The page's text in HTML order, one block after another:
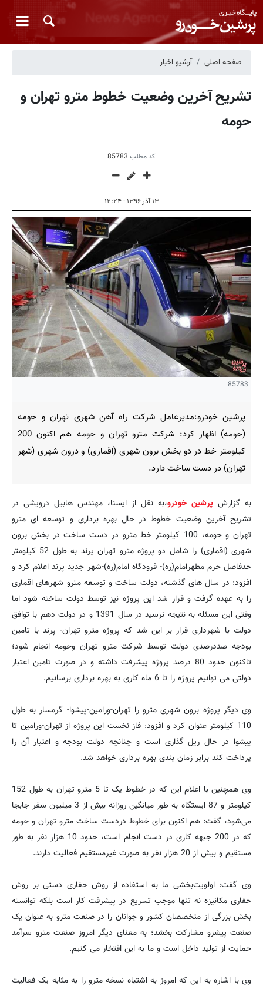
صفحه اصلی آرشیو اخبار
تشریح آخرین وضعیت خطوط مترو تهران و
حومه
کد مطلب 85783
۱۳ آذر ۱۳۹۶ - ۱۲:۲۴
85783
پرشین خودرو:مدیرعامل شرکت راه آهن شهری تهران و حومه
(حومه) اظهار کرد: شرکت مترو تهران و حومه هم اکنون 200
کیلومتر خط در دو بخش برون شهری (اقماری) و درون شهری (شهر
تهران) در دست ساخت دارد.
به گزارش پرشین خودرو،به نقل از ایسنا، مهندس هابیل درویشی در
تشریح آخرین وضعیت خطوط در حال بهره برداری و توسعه ای مترو
تهران و حومه، 100 کیلومتر خط مترو در دست ساخت در بخش برون
شهری (اقماری) را شامل دو پروژه مترو تهران پرند به طول 52 کیلومتر
حدفاصل حرم مطهرامام(ره)- فرودگاه امام(ره)-شهر جدید پرند اعلام کرد و
افزود: در سال های گذشته، دولت ساخت و توسعه مترو شهرهای اقماری
را به عهده گرفت و قرار شد این پروژه نیز توسط دولت ساخته شود اما
وقتی این مسئله به نتیجه نرسید در سال 1391 و در دولت دهم با توافق
دولت با شهرداری قرار بر این شد که پروژه مترو تهران- پرند با تامین
بودجه صددرصدی دولت توسط شرکت مترو تهران وحومه انجام شود؛
تاکنون حدود 80 درصد پروژه پیشرفت داشته و در صورت تامین اعتبار
دولتی می توانیم پروژه را تا 6 ماه کاری به بهره برداری برسانیم.
وی دیگر پروژه برون شهری مترو را تهران-ورامین-پیشوا- گرمسار به طول
110 کیلومتر عنوان کرد و افزود: فاز نخست این پروژه از تهران-ورامین تا
پیشوا در حال ریل گذاری است و چنانچه دولت بودجه و اعتبار آن را
پرداخت کند برابر زمان بندی بهره برداری خواهد شد.
وی همچنین با اعلام این که در خطوط یک تا 5 مترو تهران به طول 152
کیلومتر و 87 ایستگاه به طور میانگین روزانه بیش از 3 میلیون سفر جابجا
می‌شود، گفت: هم اکنون برای خطوط دردست ساخت مترو تهران و حومه
که در 200 جبهه کاری در دست انجام است، حدود 10 هزار نفر به طور
مستقیم و بیش از 20 هزار نفر به صورت غیرمستقیم فعالیت دارند.
وی گفت: اولویت‌بخشی ما به استفاده از روش حفاری دستی بر روش
حفاری مکانیزه نه تنها موجب تسریع در پیشرفت کار است بلکه توانسته
بخش بزرگی از متخصصان کشور و جوانان را در صنعت مترو به عنوان یک
صنعت پیشرو مشارکت بخشد؛ به معنای دیگر امروز صنعت مترو سرآمد
حمایت از تولید داخل است و ما به این افتخار می کنیم.
وی با اشاره به این که امروز به اشتباه نسخه مترو را به مثابه یک فعالیت